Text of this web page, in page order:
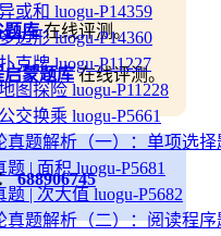
或和 luogu-P14359
边形 luogu-P14360
克牌 luogu-P11227
图探险 luogu-P11228
交换乘 luogu-P5661
真题解析（一）：单项选择
题 | 面积 luogu-P5681
题 | 次大值 luogu-P5682
真题解析（二）：阅读程序
题库在线评测。
启蒙题库在线评测。
688906745